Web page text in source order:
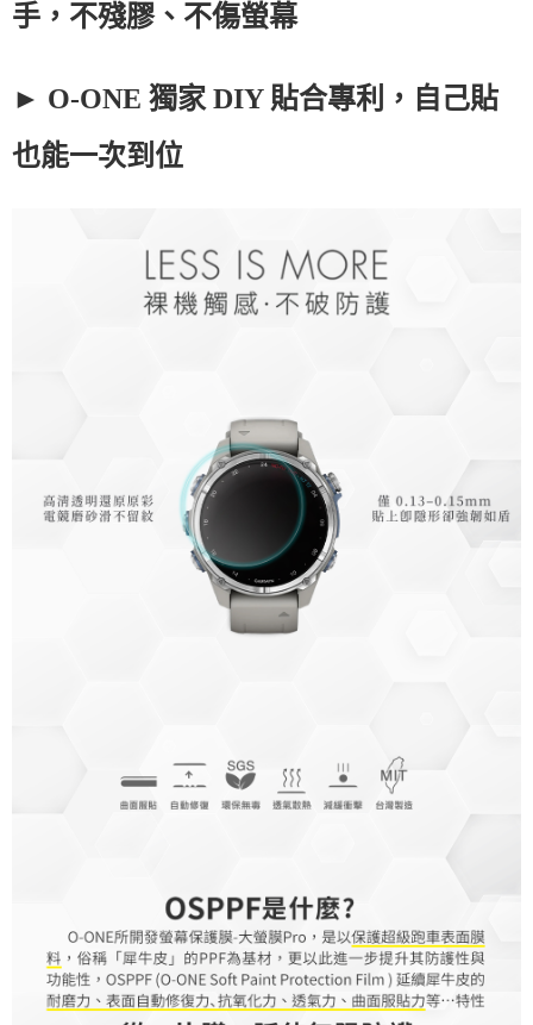
手，不殘膠、不傷螢幕
► O-ONE 獨家 DIY 貼合專利，自己貼
也能一次到位